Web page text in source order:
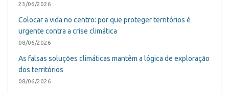
23/06/2026
Colocar a vida no centro: por que proteger territórios é
urgente contra a crise climática
08/06/2026
As falsas soluções climáticas mantêm a lógica de exploração
dos territórios
08/06/2026